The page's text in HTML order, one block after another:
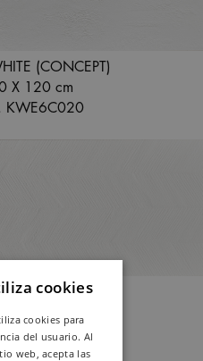
(CONCEPT)
X 120 cm
KWE6C020
(CONCEPT)
KWE6C030
cookies
cookies para
del usuario. Al
web, acepta las